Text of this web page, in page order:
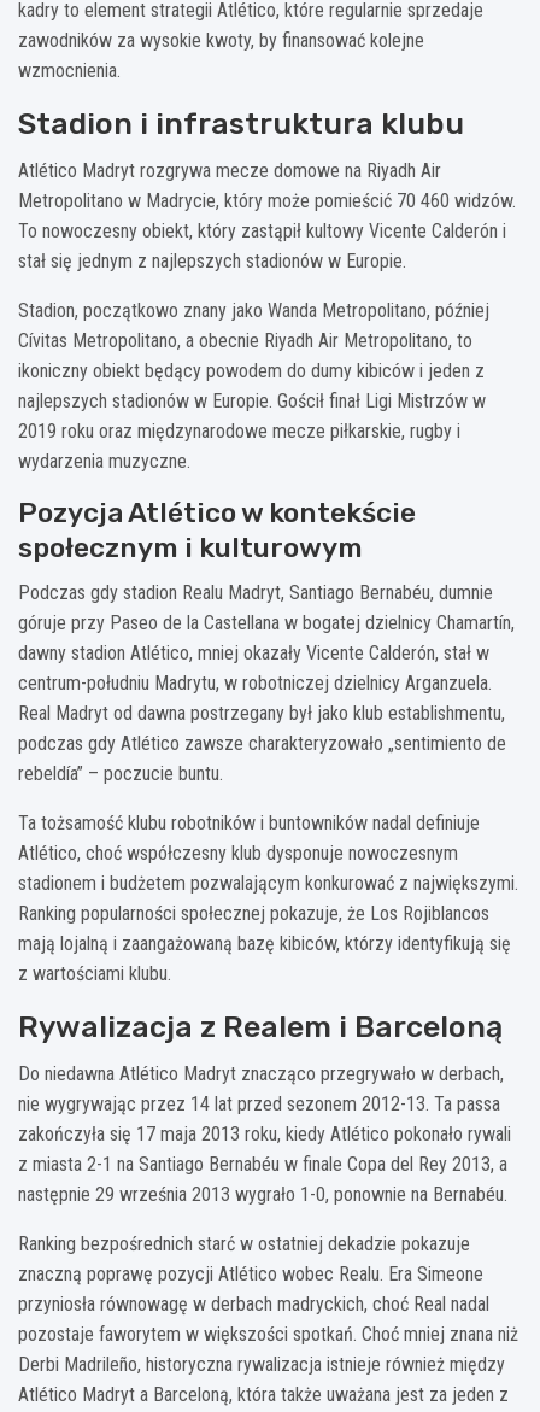
kadry to element strategii Atlético, które regularnie sprzedaje
zawodników za wysokie kwoty, by finansować kolejne
wzmocnienia.
Stadion i infrastruktura klubu
Atlético Madryt rozgrywa mecze domowe na Riyadh Air
Metropolitano w Madrycie, który może pomieścić 70 460 widzów.
To nowoczesny obiekt, który zastąpił kultowy Vicente Calderón i
stał się jednym z najlepszych stadionów w Europie.
Stadion, początkowo znany jako Wanda Metropolitano, później
Cívitas Metropolitano, a obecnie Riyadh Air Metropolitano, to
ikoniczny obiekt będący powodem do dumy kibiców i jeden z
najlepszych stadionów w Europie. Gościł finał Ligi Mistrzów w
2019 roku oraz międzynarodowe mecze piłkarskie, rugby i
wydarzenia muzyczne.
Pozycja Atlético w kontekście
społecznym i kulturowym
Podczas gdy stadion Realu Madryt, Santiago Bernabéu, dumnie
góruje przy Paseo de la Castellana w bogatej dzielnicy Chamartín,
dawny stadion Atlético, mniej okazały Vicente Calderón, stał w
centrum-południu Madrytu, w robotniczej dzielnicy Arganzuela.
Real Madryt od dawna postrzegany był jako klub establishmentu,
podczas gdy Atlético zawsze charakteryzowało „sentimiento de
rebeldía” – poczucie buntu.
Ta tożsamość klubu robotników i buntowników nadal definiuje
Atlético, choć współczesny klub dysponuje nowoczesnym
stadionem i budżetem pozwalającym konkurować z największymi.
Ranking popularności społecznej pokazuje, że Los Rojiblancos
mają lojalną i zaangażowaną bazę kibiców, którzy identyfikują się
z wartościami klubu.
Rywalizacja z Realem i Barceloną
Do niedawna Atlético Madryt znacząco przegrywało w derbach,
nie wygrywając przez 14 lat przed sezonem 2012-13. Ta passa
zakończyła się 17 maja 2013 roku, kiedy Atlético pokonało rywali
z miasta 2-1 na Santiago Bernabéu w finale Copa del Rey 2013, a
następnie 29 września 2013 wygrało 1-0, ponownie na Bernabéu.
Ranking bezpośrednich starć w ostatniej dekadzie pokazuje
znaczną poprawę pozycji Atlético wobec Realu. Era Simeone
przyniosła równowagę w derbach madryckich, choć Real nadal
pozostaje faworytem w większości spotkań. Choć mniej znana niż
Derbi Madrileño, historyczna rywalizacja istnieje również między
Atlético Madryt a Barceloną, która także uważana jest za jeden z